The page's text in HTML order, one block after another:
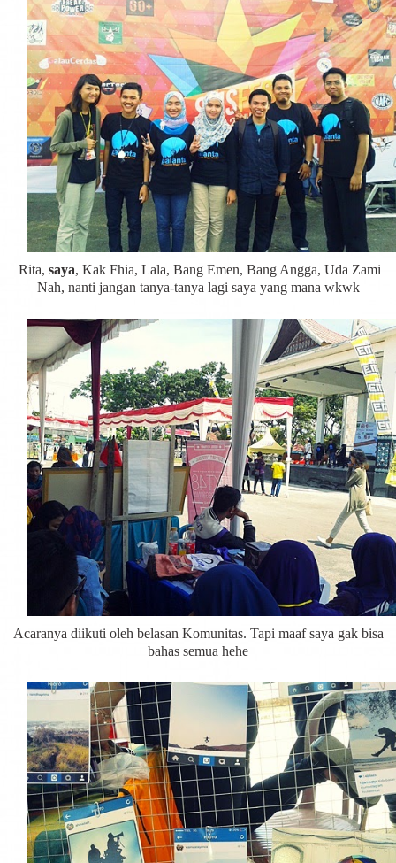
Rita, saya, Kak Fhia, Lala, Bang Emen, Bang Angga, Uda Zami
Nah, nanti jangan tanya-tanya lagi saya yang mana wkwk
Acaranya diikuti oleh belasan Komunitas. Tapi maaf saya gak bisa
bahas semua hehe